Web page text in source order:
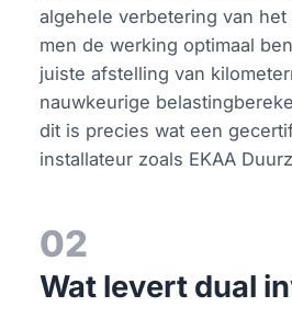
algehele verbetering van het
men de werking optimaal
juiste afstelling van
nauwkeurige
dit is precies wat een
installateur zoals EKAA
02
Wat levert dual